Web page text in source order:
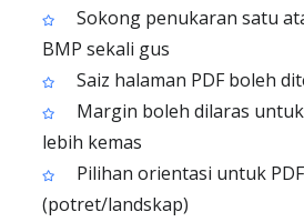
Sokong penukaran satu
BMP sekali gus
Saiz halaman PDF boleh
Margin boleh dilaras
lebih kemas
Pilihan orientasi untuk
(potret/landskap)